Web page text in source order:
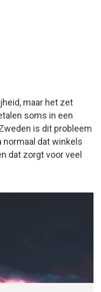
maar het zet
soms in een
is dit probleem
normaal dat winkels
dat zorgt voor veel